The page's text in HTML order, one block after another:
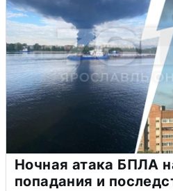
Ночная атака БПЛА
попадания и